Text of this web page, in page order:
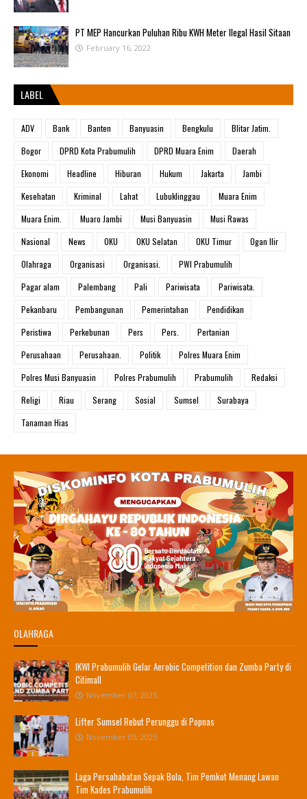
PT MEP Hancurkan Puluhan Ribu KWH Meter Ilegal Hasil Sitaan
February 16, 2022
LABEL
ADV Bank Banten Banyuasin Bengkulu
Blitar Jatim.
Bogor
DPRD Kota Prabumulih DPRD Muara Enim
Daerah
Ekonomi
Headline Hiburan Hukum Jakarta
Jambi
Kesehatan
Kriminal Lahat Lubuklinggau
Muara Enim
Muara Enim.
Muaro Jambi Musi Banyuasin
Musi Rawas
Nasional
News OKU OKU Selatan OKU Timur
Ogan Ilir
Olahraga
Organisasi Organisasi.
PWI Prabumulih
Pagar alam
Palembang Pali Pariwisata
Pariwisata.
Pekanbaru
Pembangunan Pemerintahan
Pendidikan
Peristiwa
Perkebunan Pers Pers.
Pertanian
Perusahaan
Perusahaan. Politik
Polres Muara Enim
Polres Musi Banyuasin
Polres Prabumulih Prabumulih
Redaksi
Religi
Riau Serang Sosial Sumsel
Surabaya
Tanaman Hias
OLAHRAGA
IKWI Prabumulih Gelar Aerobic Competition dan Zumba Party di
Citimall
November 07, 2025
Lifter Sumsel Rebut Perunggu di Popnas
November 05, 2025
Laga Persahabatan Sepak Bola, Tim Pemkot Menang Lawan
Tim Kades Prabumulih